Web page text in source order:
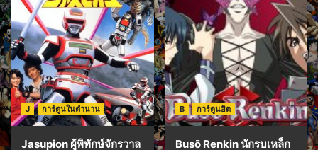
J การ์ตูนในตำนาน
Jasupion ผู้พิทักษ์จักรวาล
B การ์ตูนฮิต
Busō Renkin นักรบเหล็ก